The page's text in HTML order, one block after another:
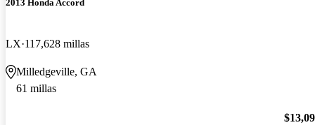
2013 Honda Accord
LX 117,628 millas
Milledgeville, GA
61 millas